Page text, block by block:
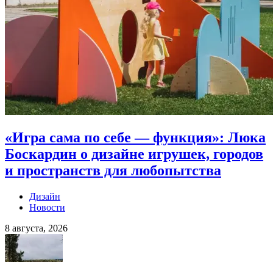
«Игра сама по себе — функция»: Люка
Боскардин о дизайне игрушек, городов
и пространств для любопытства
Дизайн
Новости
8 августа, 2026